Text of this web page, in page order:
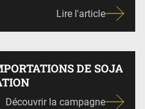
Lire l'article
DE SOJA
Découvrir la campagne